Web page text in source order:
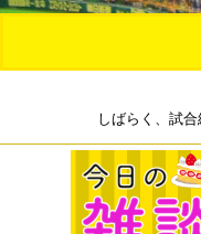
しばらく、試